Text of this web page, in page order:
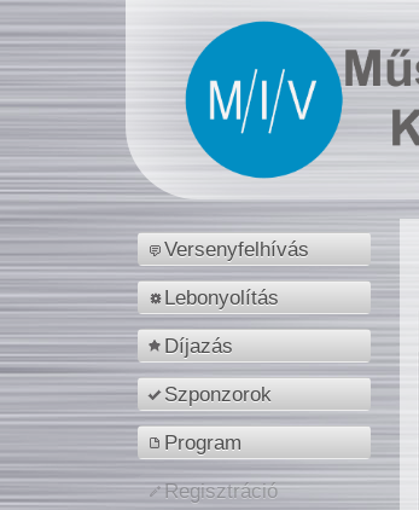
Versenyfelhívás
Lebonyolítás
Díjazás
Szponzorok
Program
Regisztráció